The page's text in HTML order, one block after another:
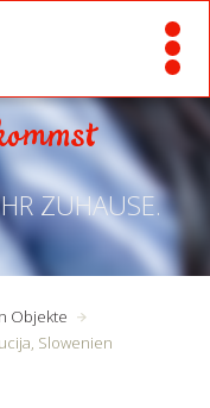
ZUHAUSE.
Objekte
Slowenien